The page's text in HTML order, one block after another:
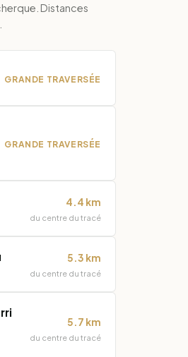
Distances
GRANDE TRAVERSÉE
GRANDE TRAVERSÉE
4.4 km
du centre du tracé
5.3 km
du centre du tracé
5.7 km
du centre du tracé